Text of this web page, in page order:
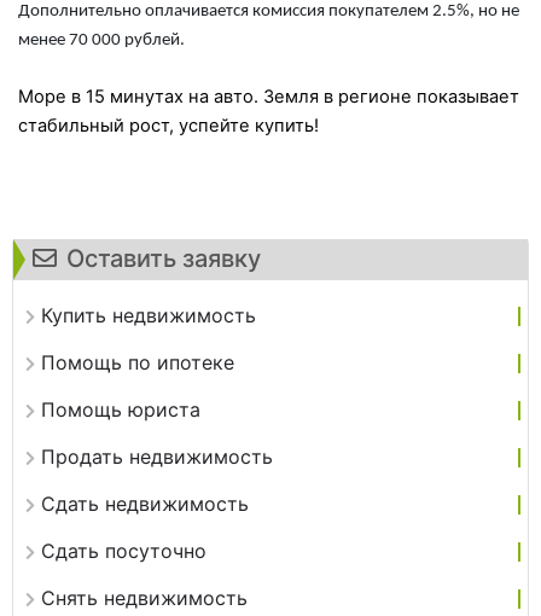
Оставить заявку
Купить недвижимость
Помощь по ипотеке
Помощь юриста
Продать недвижимость
Сдать недвижимость
Сдать посуточно
Снять недвижимость
Дополнительно оплачивается комиссия покупателем 2.5%, но не
менее 70 000 рублей.
Море в 15 минутах на авто. Земля в регионе показывает
стабильный рост, успейте купить!